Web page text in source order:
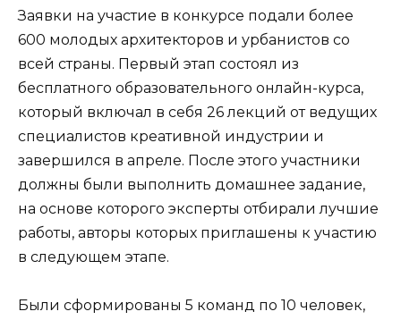
Заявки на участие в конкурсе подали более
600 молодых архитекторов и урбанистов со
всей страны. Первый этап состоял из
бесплатного образовательного онлайн-курса,
который включал в себя 26 лекций от ведущих
специалистов креативной индустрии и
завершился в апреле. После этого участники
должны были выполнить домашнее задание,
на основе которого эксперты отбирали лучшие
работы, авторы которых приглашены к участию
в следующем этапе.
Были сформированы 5 команд по 10 человек,